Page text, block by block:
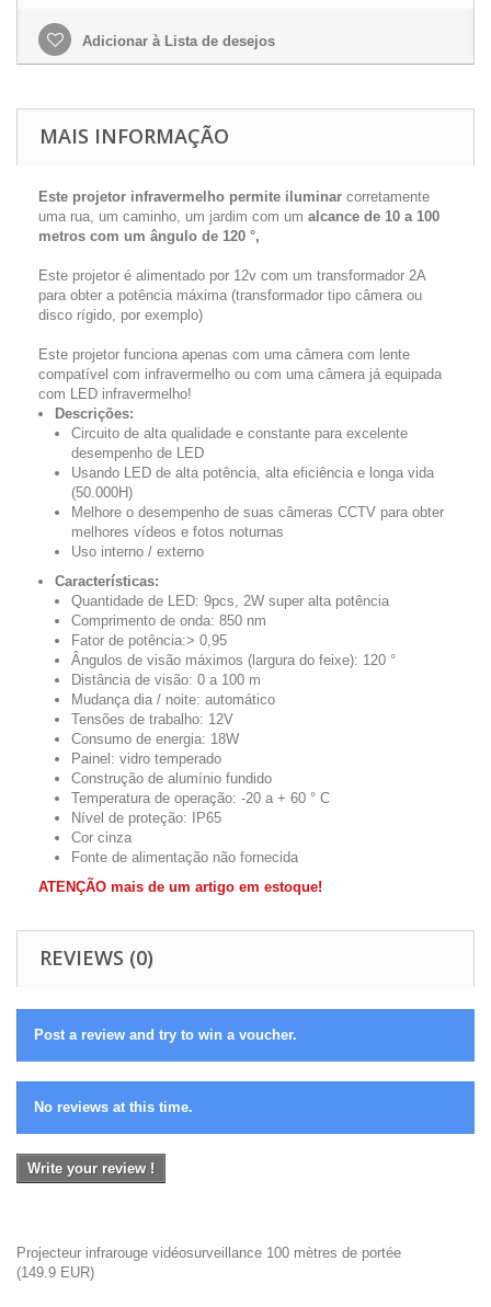
Adicionar à Lista de desejos
MAIS INFORMAÇÃO
Este projetor infravermelho permite iluminar corretamente
uma rua, um caminho, um jardim com um alcance de 10 a 100
metros com um ângulo de 120 °,
Este projetor é alimentado por 12v com um transformador 2A
para obter a potência máxima (transformador tipo câmera ou
disco rígido, por exemplo)
Este projetor funciona apenas com uma câmera com lente
compatível com infravermelho ou com uma câmera já equipada
com LED infravermelho!
Descrições:
Circuito de alta qualidade e constante para excelente
desempenho de LED
Usando LED de alta potência, alta eficiência e longa vida
(50.000H)
Melhore o desempenho de suas câmeras CCTV para obter
melhores vídeos e fotos noturnas
Uso interno / externo
Características:
Quantidade de LED: 9pcs, 2W super alta potência
Comprimento de onda: 850 nm
Fator de potência:> 0,95
Ângulos de visão máximos (largura do feixe): 120 °
Distância de visão: 0 a 100 m
Mudança dia / noite: automático
Tensões de trabalho: 12V
Consumo de energia: 18W
Painel: vidro temperado
Construção de alumínio fundido
Temperatura de operação: -20 a + 60 ° C
Nível de proteção: IP65
Cor cinza
Fonte de alimentação não fornecida
ATENÇÃO mais de um artigo em estoque!
REVIEWS (0)
Post a review and try to win a voucher.
No reviews at this time.
Write your review !
Projecteur infrarouge vidéosurveillance 100 mètres de portée
(149.9 EUR)